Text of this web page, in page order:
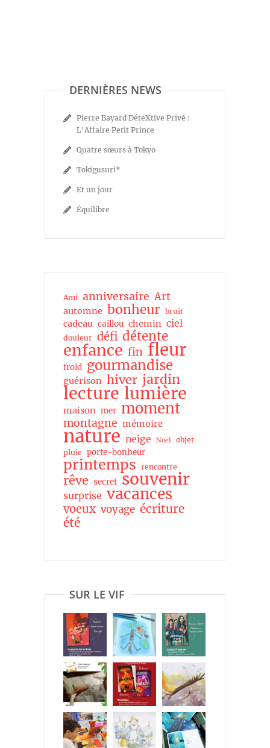
DERNIÈRES NEWS
Pierre Bayard DéteXtive Privé :
L’Affaire Petit Prince
Quatre sœurs à Tokyo
Tokigusuri*
Et un jour
Équilibre
Ami anniversaire Art
automne bonheur bruit
cadeau caillou chemin ciel
douleur défi détente
enfance fin fleur
froid gourmandise
guérison hiver jardin
lecture lumière
maison mer moment
montagne mémoire
nature neige Noël
objet
pluie porte-bonheur
printemps rencontre
rêve secret souvenir
surprise vacances
voeux voyage écriture
été
SUR LE VIF